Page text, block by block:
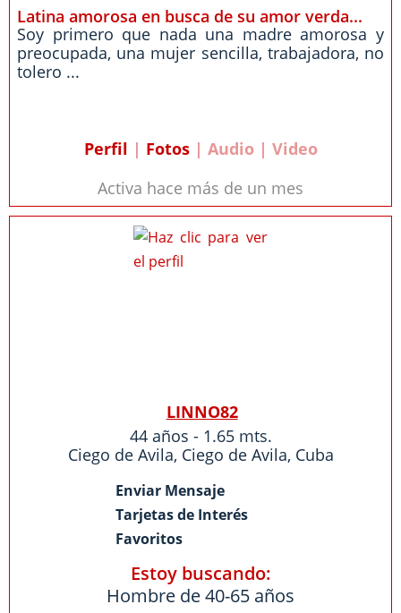
Latina amorosa en busca de su amor verda...
Soy primero que nada una madre amorosa y
preocupada, una mujer sencilla, trabajadora, no
tolero ...
Perfil | Fotos| Audio | Video
Activa hace más de un mes
LINNO82
44 años - 1.65 mts.
Ciego de Avila, Ciego de Avila, Cuba
Enviar Mensaje
Tarjetas de Interés
Favoritos
Estoy buscando:
Hombre de 40-65 años